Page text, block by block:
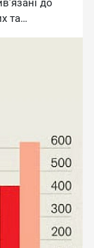
до
та
можливий
Захід
сьогодні?
значно
та
Росії .⚠️